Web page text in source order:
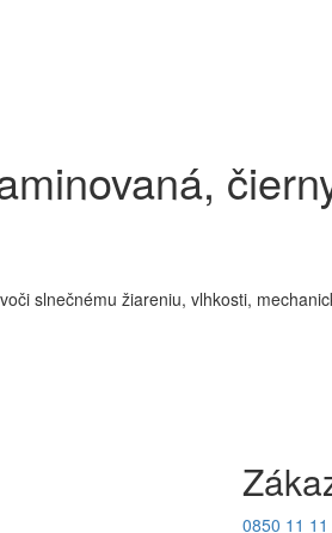
slnečnému žiareniu, vlhkosti,
0850 11